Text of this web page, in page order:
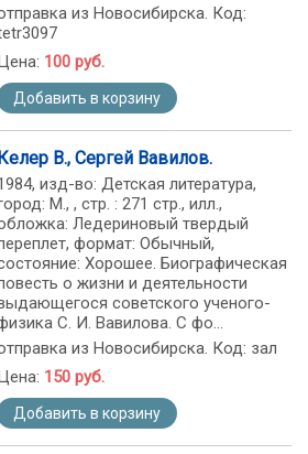
из Новосибирска. Код:
100 руб.
Добавить в корзину
В., Сергей Вавилов.
изд-во: Детская литература,
М., , стр. : 271 стр., илл.,
Ледериновый твердый
формат: Обычный,
Хорошее. Биографическая
о жизни и деятельности
советского ученого-
С. И. Вавилова. С фо...
из Новосибирска. Код: зал
150 руб.
Добавить в корзину